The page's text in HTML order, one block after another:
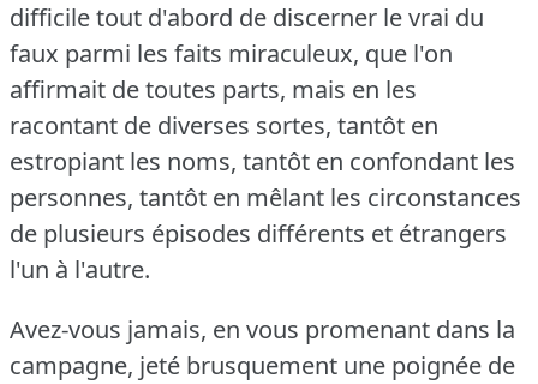
difficile tout d'abord de discerner le vrai du
faux parmi les faits miraculeux, que l'on
affirmait de toutes parts, mais en les
racontant de diverses sortes, tantôt en
estropiant les noms, tantôt en confondant les
personnes, tantôt en mêlant les circonstances
de plusieurs épisodes différents et étrangers
l'un à l'autre.
Avez-vous jamais, en vous promenant dans la
campagne, jeté brusquement une poignée de